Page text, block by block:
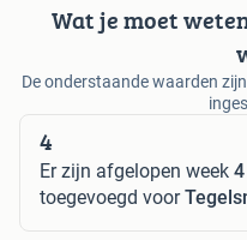
Wat je moet
De onderstaande waarden
4
Er zijn afgelopen week 4
toegevoegd voor